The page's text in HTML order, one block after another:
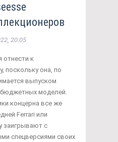
20:05
отнести к
поскольку она, по
выпуском
моделей.
концерна все же
Ferrari или
заигрывают с
спецверсиями своих